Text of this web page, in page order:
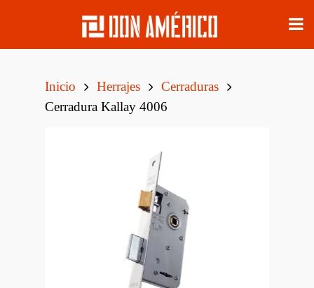
Inicio Herrajes
Cerraduras
Cerradura Kallay 4006